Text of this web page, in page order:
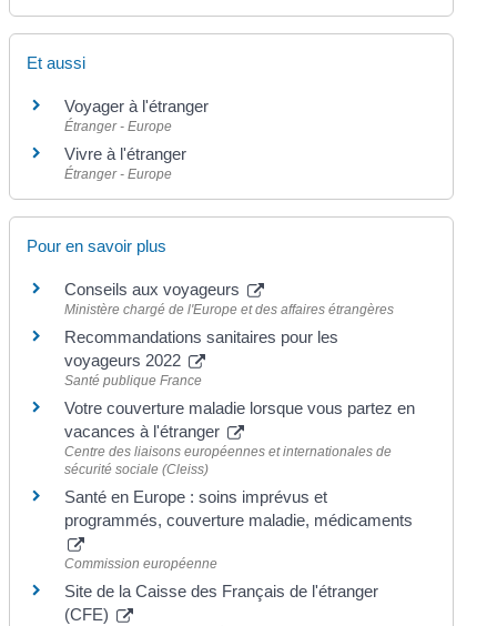
Et aussi
Voyager à l'étranger
Étranger - Europe
Vivre à l'étranger
Étranger - Europe
Pour en savoir plus
Conseils aux voyageurs
Ministère chargé de l'Europe et des affaires étrangères
Recommandations sanitaires pour les
voyageurs 2022
Santé publique France
Votre couverture maladie lorsque vous partez en
vacances à l'étranger
Centre des liaisons européennes et internationales de
sécurité sociale (Cleiss)
Santé en Europe : soins imprévus et
programmés, couverture maladie, médicaments
Commission européenne
Site de la Caisse des Français de l'étranger
(CFE)